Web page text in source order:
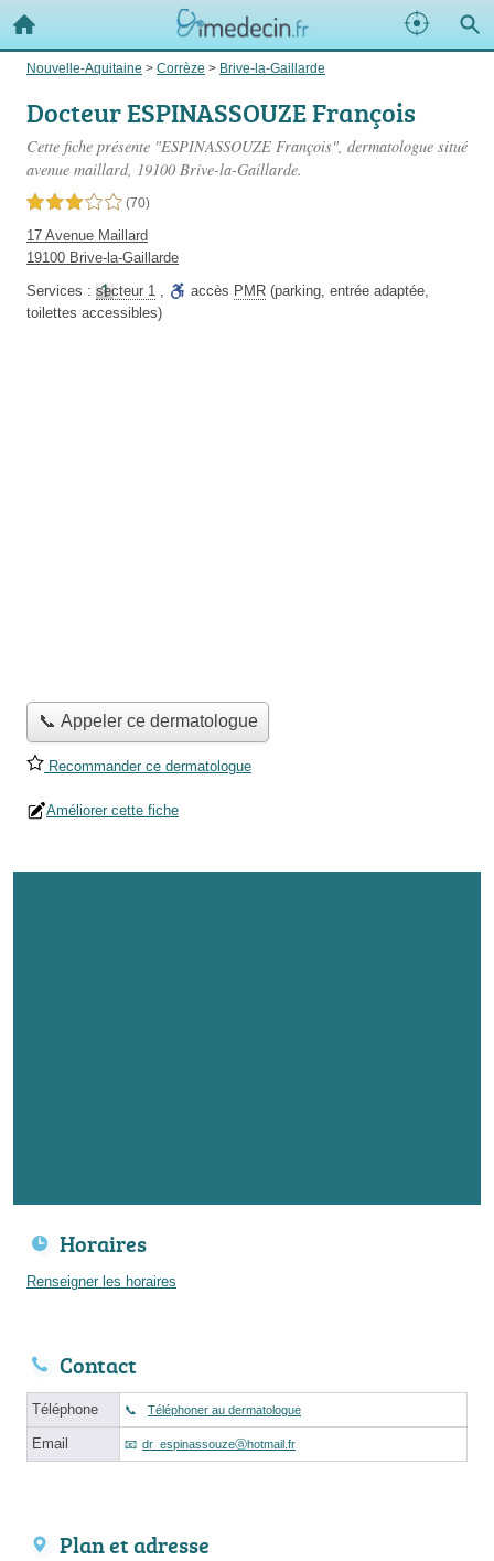
Nouvelle-Aquitaine > Corrèze > Brive-la-Gaillarde
Docteur ESPINASSOUZE François
Cette fiche présente "ESPINASSOUZE François", dermatologue situé
avenue maillard, 19100 Brive-la-Gaillarde.
3,0 étoiles sur 5 (70)
17 Avenue Maillard
19100 Brive-la-Gaillarde
Services : secteur 1 , accès PMR (parking, entrée adaptée,
toilettes accessibles)
📞 Appeler ce dermatologue
Recommander ce dermatologue
Améliorer cette fiche
Horaires
Renseigner les horaires
Contact
Téléphone Téléphoner au dermatologue
Email dr_espinassouzeⓐhotmail.fr
Plan et adresse